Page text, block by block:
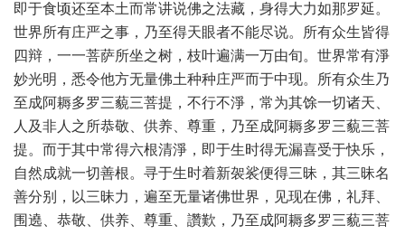
即于食顷还至本土而常讲说佛之法藏，身得大力如那罗延。
世界所有庄严之事，乃至得天眼者不能尽说。所有众生皆得
四辩，一一菩萨所坐之树，枝叶遍满一万由旬。世界常有淨
妙光明，悉令他方无量佛土种种庄严而于中现。所有众生乃
至成阿耨多罗三藐三菩提，不行不淨，常为其馀一切诸天、
人及非人之所恭敬、供养、尊重，乃至成阿耨多罗三藐三菩
提。而于其中常得六根清淨，即于生时得无漏喜受于快乐，
自然成就一切善根。寻于生时着新袈裟便得三昧，其三昧名
善分别，以三昧力，遍至无量诸佛世界，见现在佛，礼拜、
围遶、恭敬、供养、尊重、讚歎，乃至成阿耨多罗三藐三菩